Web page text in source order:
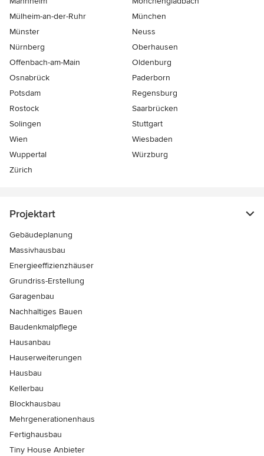
Mülheim-an-der-Ruhr
München
Münster
Neuss
Nürnberg
Oberhausen
Offenbach-am-Main
Oldenburg
Osnabrück
Paderborn
Potsdam
Regensburg
Rostock
Saarbrücken
Solingen
Stuttgart
Wien
Wiesbaden
Wuppertal
Würzburg
Zürich
Projektart
Gebäudeplanung
Massivhausbau
Energieeffizienzhäuser
Grundriss-Erstellung
Garagenbau
Nachhaltiges Bauen
Baudenkmalpflege
Hausanbau
Hauserweiterungen
Hausbau
Kellerbau
Blockhausbau
Mehrgenerationenhaus
Fertighausbau
Tiny House Anbieter